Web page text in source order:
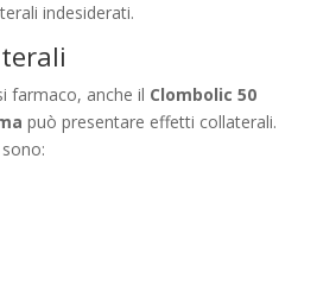
indesiderati.
farmaco, anche il Clombolic 50
può presentare effetti collaterali.